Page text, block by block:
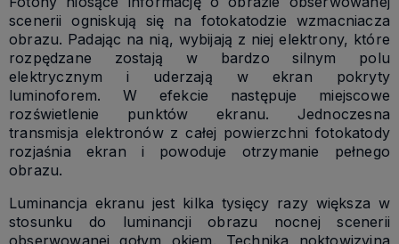
scenerii ogniskują się na fotokatodzie wzmacniacza
obrazu. Padając na nią, wybijają z niej elektrony, które
rozpędzane zostają w bardzo silnym polu
elektrycznym i uderzają w ekran pokryty
luminoforem. W efekcie następuje miejscowe
rozświetlenie punktów ekranu. Jednoczesna
transmisja elektronów z całej powierzchni fotokatody
rozjaśnia ekran i powoduje otrzymanie pełnego
obrazu.
Luminancja ekranu jest kilka tysięcy razy większa w
stosunku do luminancji obrazu nocnej scenerii
obserwowanej gołym okiem. Technika noktowizyjna